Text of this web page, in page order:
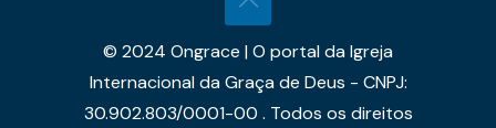
© 2024 Ongrace | O portal da Igreja
Internacional da Graça de Deus - CNPJ:
30.902.803/0001-00 . Todos os direitos